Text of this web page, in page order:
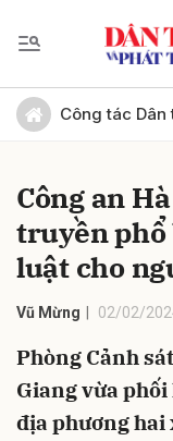
Công tác Dân
Công an
truyền phổ
luật cho
Vũ Mừng 02/02/
Phòng Cảnh
Giang vừa
địa phương hai
Gửi bình luận